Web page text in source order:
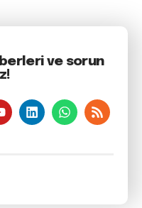
ve sorun